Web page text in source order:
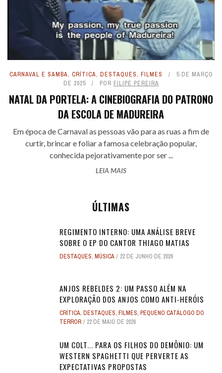
CARNAVAL E SAMBA, CRÍTICA, DESTAQUES, FILMES
5 DE MARÇO
DE 2025
POR FILIPE PEREIRA
NATAL DA PORTELA: A CINEBIOGRAFIA DO PATRONO
DA ESCOLA DE MADUREIRA
Em época de Carnaval as pessoas vão para as ruas a fim de
curtir, brincar e foliar a famosa celebração popular,
conhecida pejorativamente por ser ...
LEIA MAIS
ÚLTIMAS
REGIMENTO INTERNO: UMA ANÁLISE BREVE
SOBRE O EP DO CANTOR THIAGO MATIAS
DESTAQUES, MÚSICA 22 DE JUNHO DE 2026
ANJOS REBELDES 2: UM PASSO ALÉM NA
EXPLORAÇÃO DOS ANJOS COMO ANTI-HERÓIS
CRÍTICA, DESTAQUES, FILMES, PEQUENO CATÁLOGO DO
TERROR
22 DE MAIO DE 2026
UM COLT... PARA OS FILHOS DO DEMÔNIO: UM
WESTERN SPAGHETTI QUE PERVERTE AS
EXPECTATIVAS PROPOSTAS